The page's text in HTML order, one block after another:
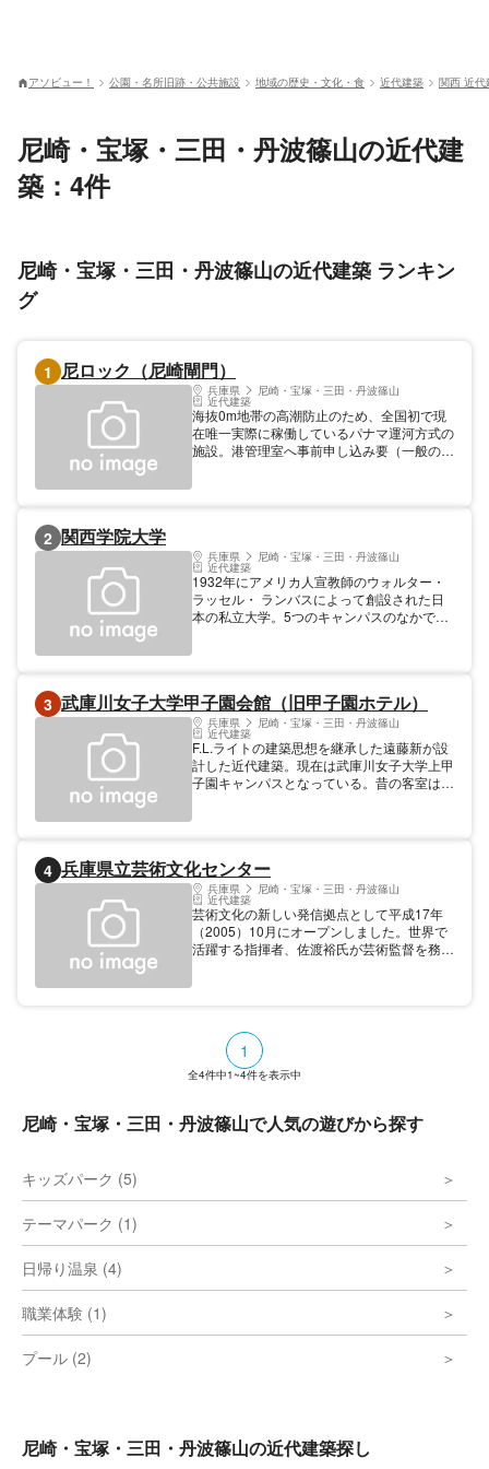
アソビュー！ 公園・名所旧跡・公共施設 地域の歴史・文化・食 近代建築 関西 近代
尼崎・宝塚・三田・丹波篠山の近代建
築：4件
尼崎・宝塚・三田・丹波篠山の近代建築 ランキン
グ
1 尼ロック（尼崎閘門）
兵庫県 尼崎・宝塚・三田・丹波篠山
近代建築
海抜0m地帯の高潮防止のため、全国初で現
在唯一実際に稼働しているパナマ運河方式の
施設。港管理室へ事前申し込み要（一般の方
2 関西学院大学
兵庫県 尼崎・宝塚・三田・丹波篠山
近代建築
1932年にアメリカ人宣教師のウォルター・
ラッセル・ ランバスによって創設された日
本の私立大学。5つのキャンパスのなかでも
している。北米の大学と強い連携があり、キ
リスト教主義に基づきながら語学留学・国際
交流に重点を置いているのが特徴的な学校で
ある。
3 武庫川女子大学甲子園会館（旧甲子園ホテル）
兵庫県 尼崎・宝塚・三田・丹波篠山
近代建築
F.L.ライトの建築思想を継承した遠藤新が設
計した近代建築。現在は武庫川女子大学上甲
子園キャンパスとなっている。昔の客室は教
4 兵庫県立芸術文化センター
兵庫県 尼崎・宝塚・三田・丹波篠山
近代建築
芸術文化の新しい発信拠点として平成17年
（2005）10月にオープンしました。世界で
活躍する指揮者、佐渡裕氏が芸術監督を務
1
全4件中1~4件を表示中
尼崎・宝塚・三田・丹波篠山で人気の遊びから探す
キッズパーク (5)
テーマパーク (1)
日帰り温泉 (4)
職業体験 (1)
プール (2)
尼崎・宝塚・三田・丹波篠山の近代建築探し